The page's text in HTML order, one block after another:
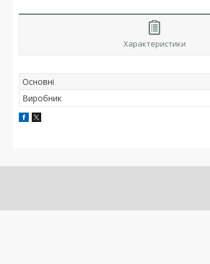
Характеристики
Основні
Виробник